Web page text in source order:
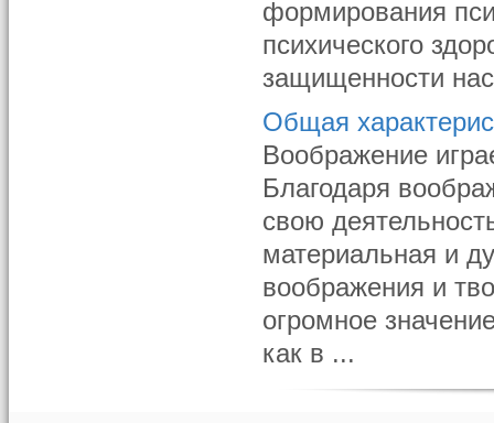
формирования
психического
защищенности
Общая
Воображение
Благодаря
свою
материальная и
воображения и
огромное
как в ...